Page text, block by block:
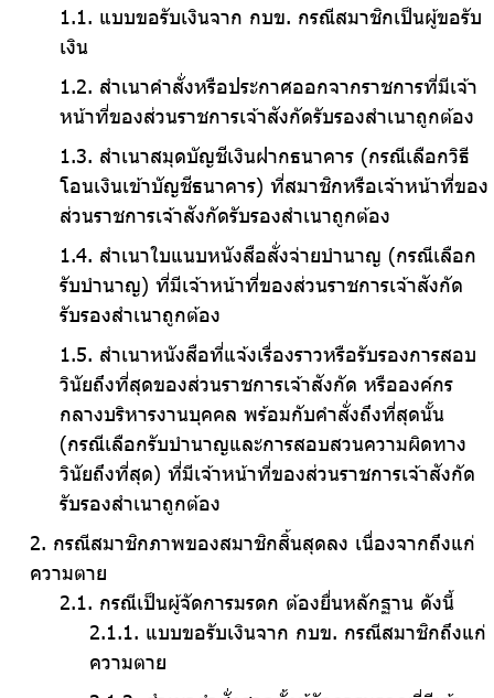
แบบขอรับเงินจาก กบข. กรณีสมาชิกเป็นผู้ขอรับ
เงิน
สำเนาคำสั่งหรือประกาศออกจากราชการที่มีเจ้า
หน้าที่ของส่วนราชการเจ้าสังกัดรับรองสำเนาถูกต้อง
สำเนาสมุดบัญชีเงินฝากธนาคาร (กรณีเลือกวิธี
โอนเงินเข้าบัญชีธนาคาร) ที่สมาชิกหรือเจ้าหน้าที่ของ
ส่วนราชการเจ้าสังกัดรับรองสำเนาถูกต้อง
สำเนาใบแนบหนังสือสั่งจ่ายบำนาญ (กรณีเลือก
รับบำนาญ) ที่มีเจ้าหน้าที่ของส่วนราชการเจ้าสังกัด
รับรองสำเนาถูกต้อง
สำเนาหนังสือที่แจ้งเรื่องราวหรือรับรองการสอบ
วินัยถึงที่สุดของส่วนราชการเจ้าสังกัด หรือองค์กร
กลางบริหารงานบุคคล พร้อมกับคำสั่งถึงที่สุดนั้น
(กรณีเลือกรับบำนาญและการสอบสวนความผิดทาง
วินัยถึงที่สุด) ที่มีเจ้าหน้าที่ของส่วนราชการเจ้าสังกัด
รับรองสำเนาถูกต้อง
กรณีสมาชิกภาพของสมาชิกสิ้นสุดลง เนื่องจากถึงแก่
ความตาย
กรณีเป็นผู้จัดการมรดก ต้องยื่นหลักฐาน ดังนี้
แบบขอรับเงินจาก กบข. กรณีสมาชิกถึงแก่
ความตาย